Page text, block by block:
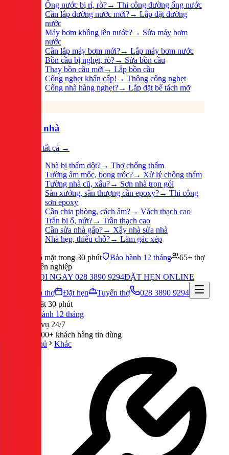
Ống nước bị rỉ, rò?→ Thi công đường ống nước
Cần lắp đường nước mới?→ Lắp đặt đường
nước
Máy bơm không lên nước?→ Sửa máy bơm
nước
Cần lắp máy bơm mới?→ Lắp máy bơm nước
Bồn cầu bị nghẹt, rò?→ Sửa bồn cầu
Thay bồn cầu mới → Lắp bồn cầu
Cống nghẹt khẩn cấp! → Thông cống nghẹt
Cống nhà hàng nghẹt?→ Lắp đặt bể tách mỡ
Sửa nhà
Xem tất cả →
Nhà bị thấm dột?→ Thợ chống thấm
Tường ẩm mốc, bong tróc?→ Xử lý chống thấm
Tường nhà cũ, xấu?→ Sơn nhà trọn gói
Sàn xưởng, sân thượng cần epoxy?→ Thi công
sơn epoxy
Cần chia phòng, cách âm?→ Vách thạch cao
Trần bị ố, nứt?→ Trần thạch cao
Cần sửa nhà gấp?→ Xây nhà sửa nhà
Nhà hẹp, thiếu chỗ?→ Làm gác xép
Có mặt trong 30 phút Bảo hành 12 tháng
65+ thợ
chuyên nghiệp
GỌI NGAY 028 3890 9294ĐẶT HẸN ONLINE
Tuyển thợ
Đặt hẹn Tuyển thợ
028 3890 9294
Có mặt 30 phút
Bảo hành 12 tháng
Phục vụ 24/7
300,000+ khách hàng tin dùng
Trang chủ
Khác